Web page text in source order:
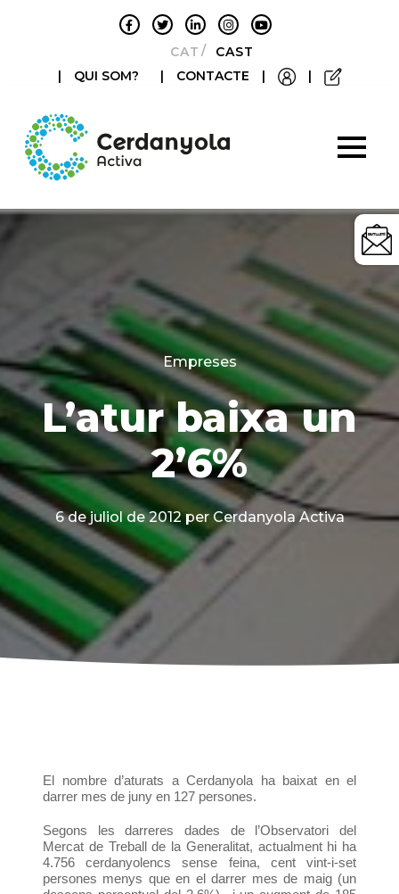
CATALÀCASTELLANO
|
QUI SOM? | CONTACTE | |
Categories
Empreses
L’atur baixa un
2’6%
6 de juliol de 2012 per Cerdanyola Activa
El nombre d’aturats a Cerdanyola ha baixat en el
darrer mes de juny en 127 persones.
Segons les darreres dades de l’Observatori del
Mercat de Treball de la Generalitat, actualment hi ha
4.756 cerdanyolencs sense feina, cent vint-i-set
persones menys que en el darrer mes de maig (un